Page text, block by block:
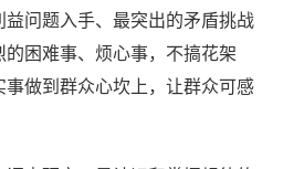
问题入手、最突出的矛盾挑战
困难事、烦心事，不搞花架
做到群众心坎上，让群众可感